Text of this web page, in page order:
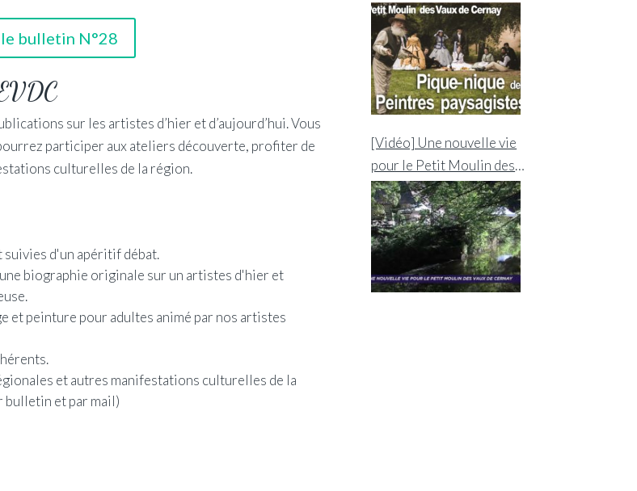
bulletin N°28
sur les artistes d’hier et d’aujourd’hui. Vous
participer aux ateliers découverte, profiter de
culturelles de la région.
d'un apéritif débat.
biographie originale sur un artistes d'hier et
et peinture pour adultes animé par nos artistes
et autres manifestations culturelles de la
bulletin et par mail)
Moulin des Vaux-de-
Cernay
[Vidéo] Une nouvelle vie
pour le Petit Moulin des
Vaux de Cernay